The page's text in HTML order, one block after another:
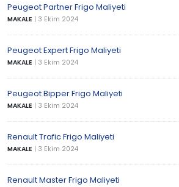
Peugeot Partner Frigo Maliyeti
MAKALE | 3 Ekim 2024
Peugeot Expert Frigo Maliyeti
MAKALE | 3 Ekim 2024
Peugeot Bipper Frigo Maliyeti
MAKALE | 3 Ekim 2024
Renault Trafic Frigo Maliyeti
MAKALE | 3 Ekim 2024
Renault Master Frigo Maliyeti